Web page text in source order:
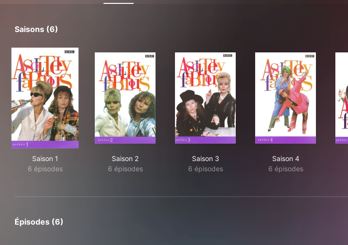
Saisons (6)
Saison 1
6 épisodes
Saison 2
6 épisodes
Saison 3
6 épisodes
Saison 4
6 épisodes
Épisodes (6)